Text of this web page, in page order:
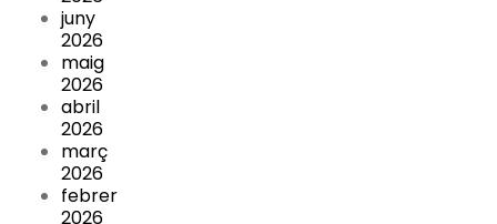
juny
2026
maig
2026
abril
2026
març
2026
febrer
2026